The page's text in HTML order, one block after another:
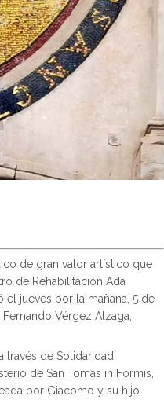
de gran valor artístico que
de Rehabilitación Ada
el jueves por la mañana, 5 de
Vérgez Alzaga,
través de Solidaridad
de San Tomás in Formis,
por Giacomo y su hijo